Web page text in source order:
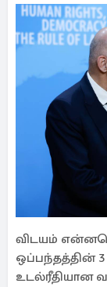
விடயம்
ஒப்பந்தத்தின் 3
உடல்ரீதியான